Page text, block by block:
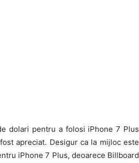
dolari pentru a folosi iPhone 7 Plus
apreciat. Desigur ca la mijloc este
iPhone 7 Plus, deoarece Billboard